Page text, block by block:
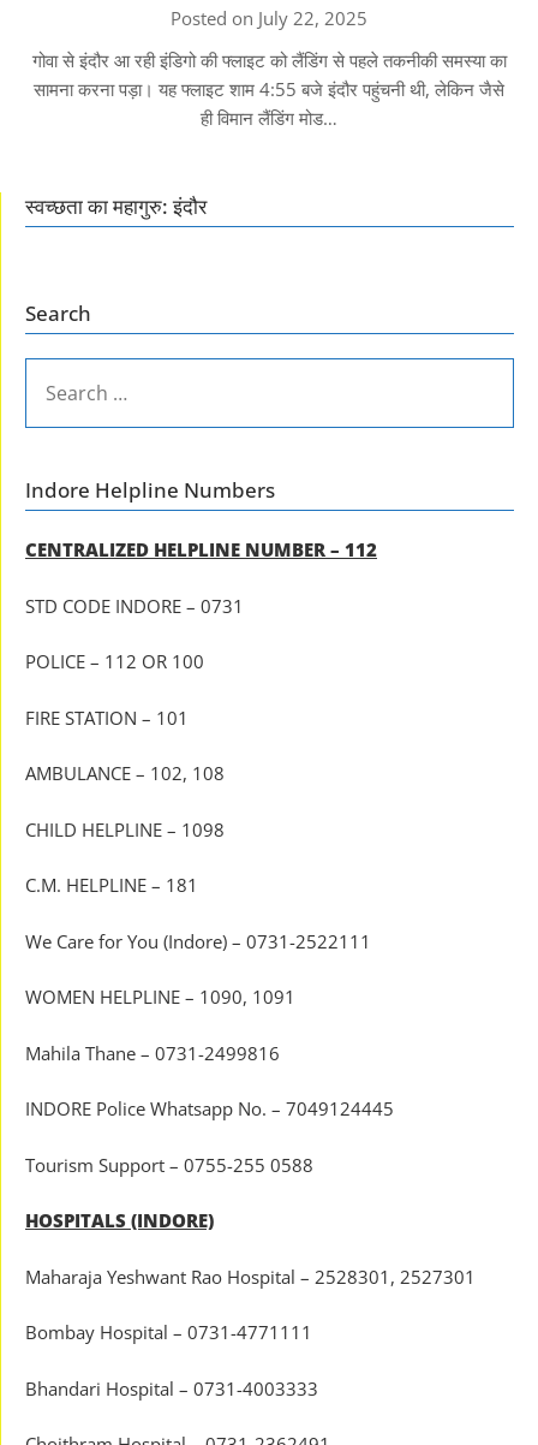
Posted on July 22, 2025
गोवा से इंदौर आ रही इंडिगो की फ्लाइट को लैंडिंग से पहले तकनीकी समस्या का
सामना करना पड़ा। यह फ्लाइट शाम 4:55 बजे इंदौर पहुंचनी थी, लेकिन जैसे
ही विमान लैंडिंग मोड…
स्वच्छता का महागुरु: इंदौर
Search
FOR:
Indore Helpline Numbers
CENTRALIZED HELPLINE NUMBER – 112
STD CODE INDORE – 0731
POLICE – 112 OR 100
FIRE STATION – 101
AMBULANCE – 102, 108
CHILD HELPLINE – 1098
C.M. HELPLINE – 181
We Care for You (Indore) – 0731-2522111
WOMEN HELPLINE – 1090, 1091
Mahila Thane – 0731-2499816
INDORE Police Whatsapp No. – 7049124445
Tourism Support – 0755-255 0588
HOSPITALS (INDORE)
Maharaja Yeshwant Rao Hospital – 2528301, 2527301
Bombay Hospital – 0731-4771111
Bhandari Hospital – 0731-4003333